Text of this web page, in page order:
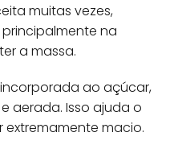
muitas vezes,
na
a massa.
ao açúcar,
aerada. Isso ajuda o
extremamente macio.